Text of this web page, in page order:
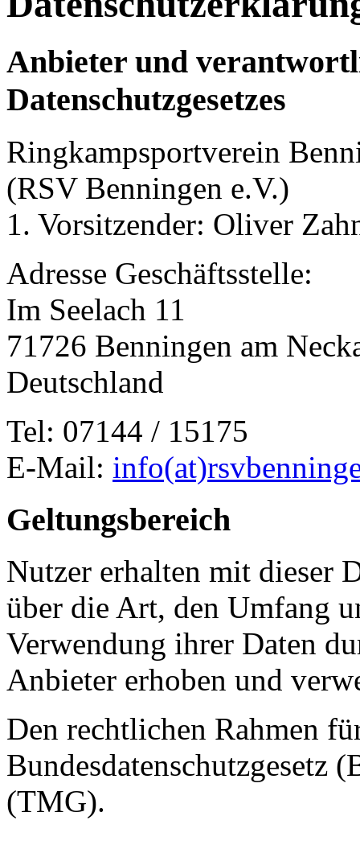
Anbieter und
Datenschutzgesetzes
Ringkampsportverein
(RSV Benningen e.V.)
1. Vorsitzender: Oliver
Adresse Geschäftsstelle:
Im Seelach 11
71726 Benningen am
Deutschland
Tel: 07144 / 15175
E-Mail:
Geltungsbereich
Nutzer erhalten mit dieser
über die Art, den Umfang
Verwendung ihrer Daten
Anbieter erhoben und
Den rechtlichen Rahmen
Bundesdatenschutzgesetz
(TMG).